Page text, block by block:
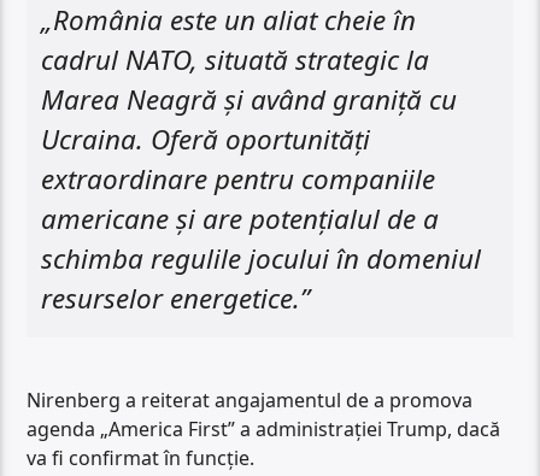
„România este un aliat cheie în
cadrul NATO, situată strategic la
Marea Neagră și având graniță cu
Ucraina. Oferă oportunități
extraordinare pentru companiile
americane și are potențialul de a
schimba regulile jocului în domeniul
resurselor energetice.”
Nirenberg a reiterat angajamentul de a promova
agenda „America First” a administrației Trump, dacă
va fi confirmat în funcție.